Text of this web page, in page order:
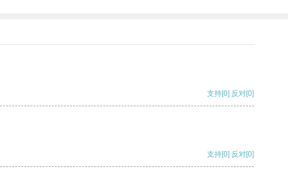
支持[0] 反对[0]
支持[0] 反对[0]